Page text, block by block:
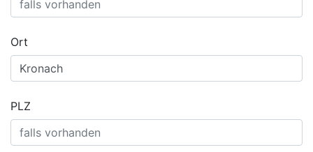
Ort
PLZ